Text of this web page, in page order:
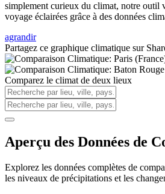
simplement curieux du climat, notre outil
voyage éclairées grâce à des données
agrandir
Partagez ce graphique climatique sur
Comparez le climat de deux lieux
Aperçu des Données de
Explorez les données complètes de
les niveaux de précipitations et les